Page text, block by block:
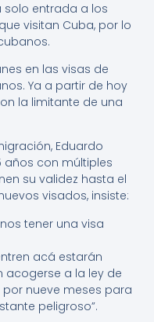
solo entrada a los
visitan Cuba, por lo
en las visas de
Ya a partir de hoy
la limitante de una
Eduardo
años con múltiples
su validez hasta el
visados, insiste:
tener una visa
acá estarán
acogerse a la ley de
nueve meses para
peligroso”.